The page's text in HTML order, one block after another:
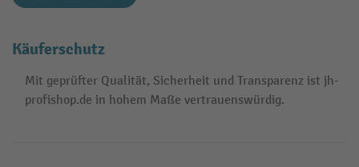
Käuferschutz
Mit geprüfter Qualität, Sicherheit und Transparenz ist jh-
profishop.de in hohem Maße vertrauenswürdig.